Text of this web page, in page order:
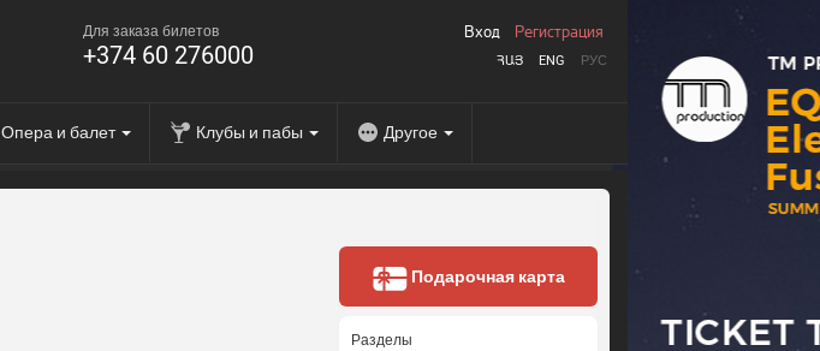
Для заказа билетов
+374 60 276000 ՀԱՅ ENG РУС
Вход Регистрация
Опера и балет Клубы и пабы Другое
Подарочная карта
Разделы